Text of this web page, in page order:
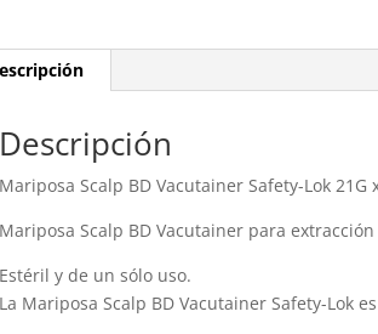
Descripción
Mariposa Scalp BD Vacutainer Safety-Lok 21G
Mariposa Scalp BD Vacutainer para
Estéril y de un sólo uso.
La Mariposa Scalp BD Vacutainer Safety-Lok